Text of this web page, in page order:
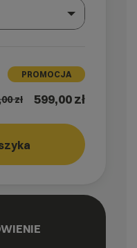
PROMOCJA
zł 599,00 zł
GO!